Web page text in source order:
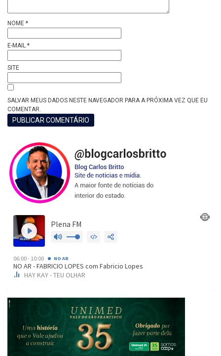
NOME *
E-MAIL *
SITE
SALVAR MEUS DADOS NESTE NAVEGADOR PARA A PRÓXIMA VEZ QUE EU
COMENTAR.